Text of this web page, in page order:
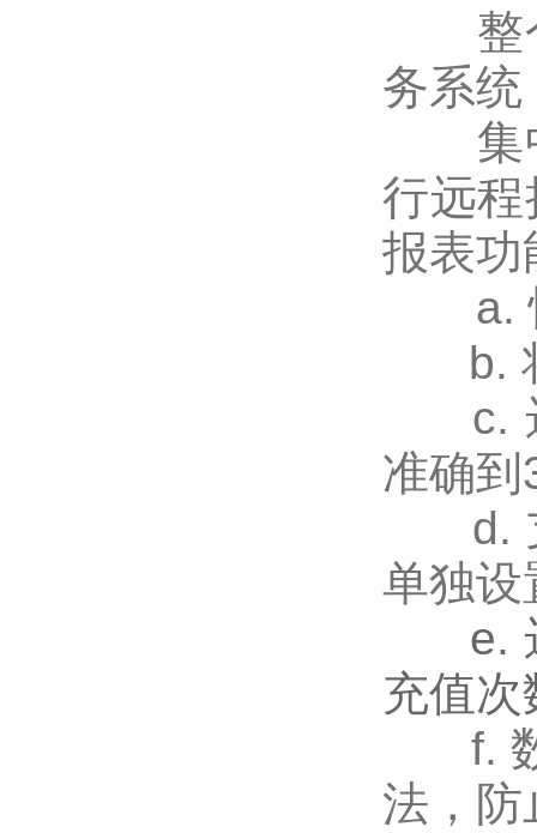
整个
务系统
集中
行远
报表功
a. 快
b. 将
c. 远
准确到
d. 支
单独设
e. 远
充值次
f. 数
法，防